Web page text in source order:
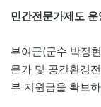
민간전문가제도
부여군(군수 박정
문가 및 공간환경
부 지원금을 확보